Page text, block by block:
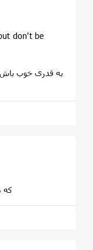
don't be
به قدری خوب باش
که